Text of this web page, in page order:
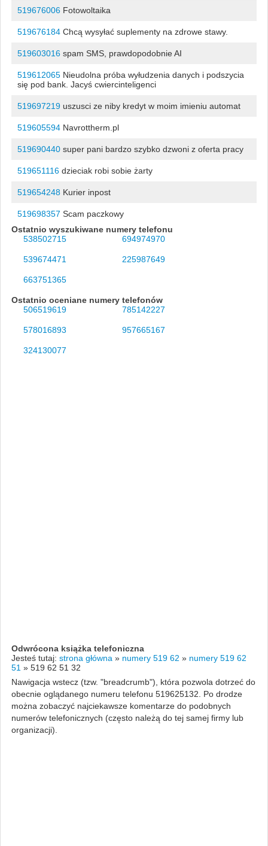
519676006Fotowoltaika
519676184Chcą wysyłać suplementy na zdrowe stawy.
519603016spam SMS, prawdopodobnie AI
519612065Nieudolna próba wyłudzenia danych i podszycia
się pod bank. Jacyś cwiercinteligenci
519697219uszusci ze niby kredyt w moim imieniu automat
519605594Navrottherm.pl
519690440super pani bardzo szybko dzwoni z oferta pracy
519651116dzieciak robi sobie żarty
519654248Kurier inpost
519698357 Scam paczkowy
Ostatnio wyszukiwane numery telefonu
538502715
694974970
539674471 225987649
663751365
Ostatnio oceniane numery telefonów
506519619
785142227
578016893 957665167
324130077
Odwrócona książka telefoniczna
Jesteś tutaj: strona główna » numery 519 62 » numery 519 62
51 » 519 62 51 32
Nawigacja wstecz (tzw. "breadcrumb"), która pozwola dotrzeć do
obecnie oglądanego numeru telefonu 519625132. Po drodze
można zobaczyć najciekawsze komentarze do podobnych
numerów telefonicznych (często należą do tej samej firmy lub
organizacji).